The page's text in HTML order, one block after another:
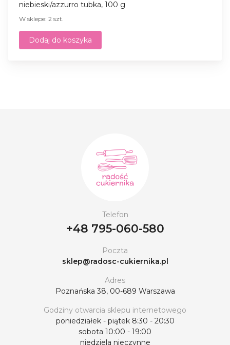
niebieski/azzurro tubka, 100 g
W sklepe: 2 szt.
Dodaj do koszyka
Telefon
+48 795-060-580
Poczta
sklep@radosc-cukiernika.pl
Adres
Poznańska 38, 00-689 Warszawa
Godziny otwarcia sklepu internetowego
poniedziałek - piątek 8:30 - 20:30
sobota 10:00 - 19:00
niedziela nieczynne